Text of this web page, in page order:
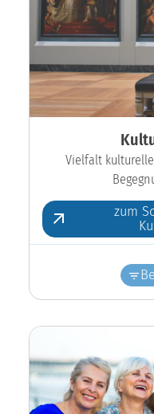
Vielfalt
zum